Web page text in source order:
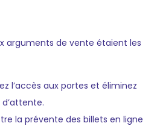
arguments de vente étaient les
l’accès aux portes et éliminez
la prévente des billets en ligne